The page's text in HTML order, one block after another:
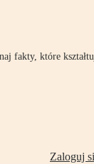
fakty, które
Zaloguj